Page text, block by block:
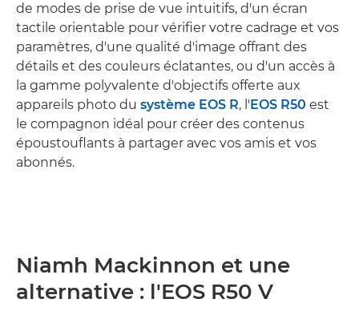
de modes de prise de vue intuitifs, d'un écran
tactile orientable pour vérifier votre cadrage et vos
paramètres, d'une qualité d'image offrant des
détails et des couleurs éclatantes, ou d'un accès à
la gamme polyvalente d'objectifs offerte aux
appareils photo du système EOS R, l' EOS R50 est
le compagnon idéal pour créer des contenus
époustouflants à partager avec vos amis et vos
abonnés.
Niamh Mackinnon et une
alternative : l'EOS R50 V